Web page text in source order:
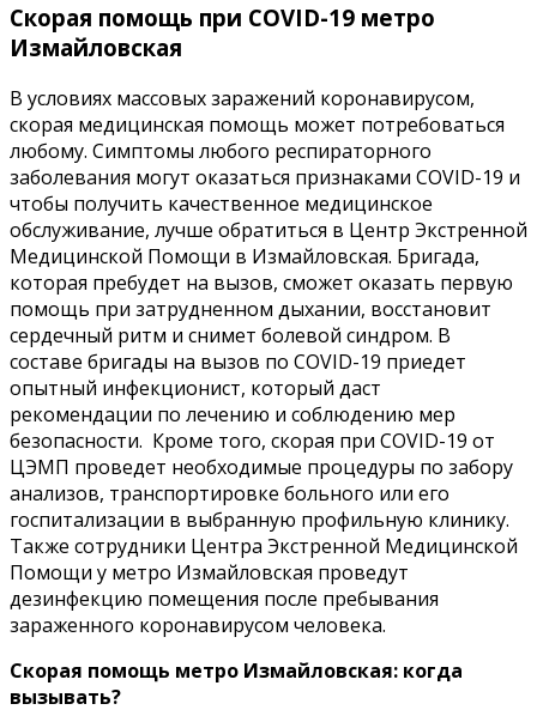
Скорая помощь при COVID-19 метро
Измайловская
В условиях массовых заражений коронавирусом,
скорая медицинская помощь может потребоваться
любому. Симптомы любого респираторного
заболевания могут оказаться признаками COVID-19 и
чтобы получить качественное медицинское
обслуживание, лучше обратиться в Центр Экстренной
Медицинской Помощи в Измайловская. Бригада,
которая пребудет на вызов, сможет оказать первую
помощь при затрудненном дыхании, восстановит
сердечный ритм и снимет болевой синдром. В
составе бригады на вызов по COVID-19 приедет
опытный инфекционист, который даст
рекомендации по лечению и соблюдению мер
безопасности. Кроме того, скорая при COVID-19 от
ЦЭМП проведет необходимые процедуры по забору
анализов, транспортировке больного или его
госпитализации в выбранную профильную клинику.
Также сотрудники Центра Экстренной Медицинской
Помощи у метро Измайловская проведут
дезинфекцию помещения после пребывания
зараженного коронавирусом человека.
Скорая помощь метро Измайловская: когда
вызывать?